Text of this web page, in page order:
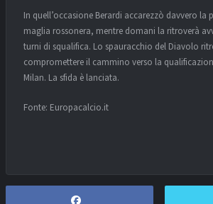
In quell’occasione Berardi accarezzò davvero la
maglia rossonera, mentre domani la ritroverà
turni di squalifica. Lo spauracchio del Diavolo
compromettere il cammino verso la
Milan. La sfida è lanciata.
Fonte: Europacalcio.it